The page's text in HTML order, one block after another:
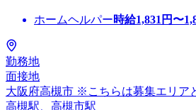
ホームヘルパー時給1,831 円〜
勤務地
面接地
大阪府高槻市 ※こちらは募集エリア
高槻駅、高槻市駅